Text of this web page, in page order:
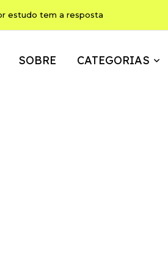
estudo tem a resposta
SOBRE CATEGORIAS